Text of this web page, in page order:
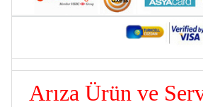
Arıza Ürün ve